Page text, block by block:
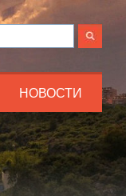
НОВОСТИ